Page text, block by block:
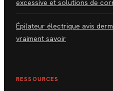
excessive et solutions de
Épilateur électrique avis
vraiment savoir
RESSOURCES